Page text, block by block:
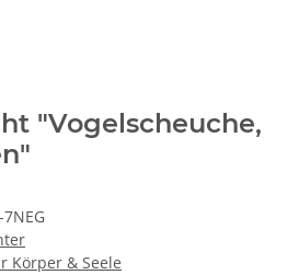
"Vogelscheuche,
7NEG
Körper & Seele